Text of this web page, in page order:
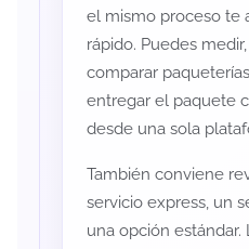
el mismo proceso te
rápido. Puedes
comparar
entregar el paquete
desde una sola
También conviene
servicio express, un
una opción